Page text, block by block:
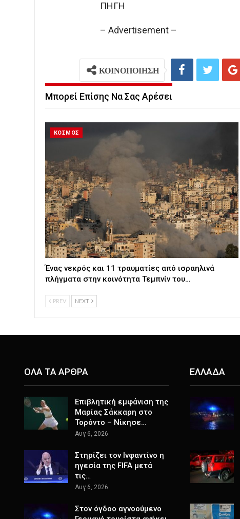
ΠΗΓΗ
– Advertisement –
ΚΟΙΝΟΠΟΙΗΣΗ
Μπορεί Επίσης Να Σας Αρέσει
ΚΟΣΜΟΣ
Ένας νεκρός και 11 τραυματίες από ισραηλινά
πλήγματα στην κοινότητα Τεμπνίν του…
PREV NEXT
ΟΛΑ ΤΑ ΑΡΘΡΑ
Επιβλητική εμφάνιση της
Μαρίας Σάκκαρη στο
Τορόντο – Νίκησε…
Αυγ 6, 2026
Στηρίζει τον Ινφαντίνο η
ηγεσία της FIFA μετά
τις…
Αυγ 6, 2026
Στον όγδοο αγνοούμενο
ΕΛΛΑΔΑ